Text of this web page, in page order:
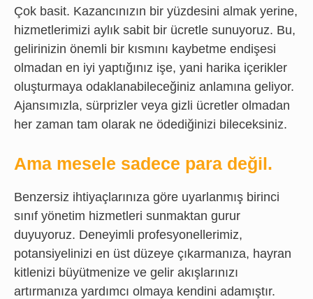
Çok basit. Kazancınızın bir yüzdesini almak yerine,
hizmetlerimizi aylık sabit bir ücretle sunuyoruz. Bu,
gelirinizin önemli bir kısmını kaybetme endişesi
olmadan en iyi yaptığınız işe, yani harika içerikler
oluşturmaya odaklanabileceğiniz anlamına geliyor.
Ajansımızla, sürprizler veya gizli ücretler olmadan
her zaman tam olarak ne ödediğinizi bileceksiniz.
Ama mesele sadece para değil.
Benzersiz ihtiyaçlarınıza göre uyarlanmış birinci
sınıf yönetim hizmetleri sunmaktan gurur
duyuyoruz. Deneyimli profesyonellerimiz,
potansiyelinizi en üst düzeye çıkarmanıza, hayran
kitlenizi büyütmenize ve gelir akışlarınızı
artırmanıza yardımcı olmaya kendini adamıştır.